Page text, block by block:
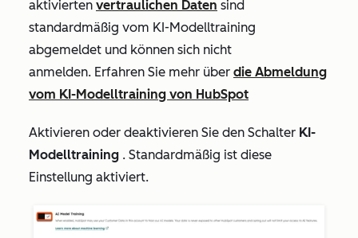
aktivierten vertraulichen Daten sind
standardmäßig vom KI-Modelltraining
abgemeldet und können sich nicht
anmelden. Erfahren Sie mehr über die Abmeldung
vom KI-Modelltraining von HubSpot
Aktivieren oder deaktivieren Sie den Schalter KI-
Modelltraining . Standardmäßig ist diese
Einstellung aktiviert.